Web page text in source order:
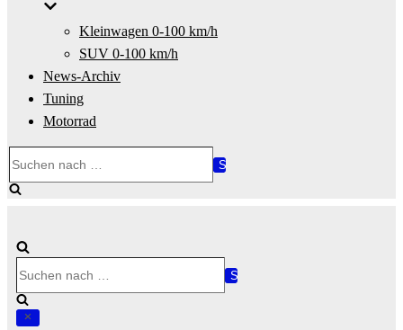
Kleinwagen 0-100 km/h
SUV 0-100 km/h
News-Archiv
Tuning
Motorrad
nach …
nach …